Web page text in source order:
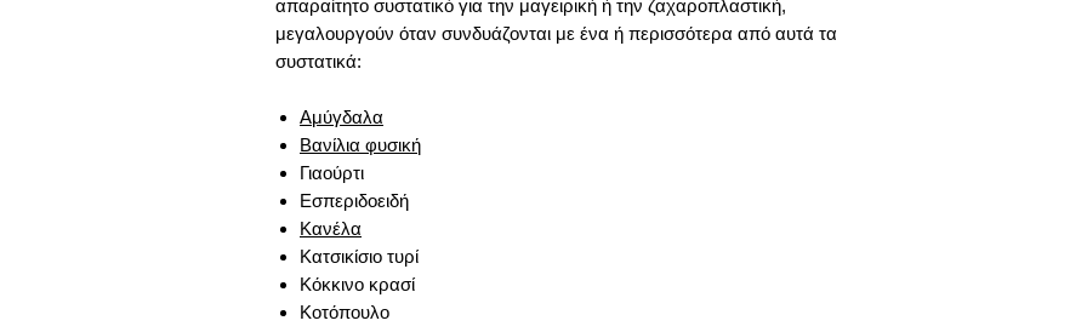
απαραίτητο συστατικό για την μαγειρική ή την ζαχαροπλαστική,
μεγαλουργούν όταν συνδυάζονται με ένα ή περισσότερα από αυτά τα
συστατικά:
Αμύγδαλα
Βανίλια φυσική
Γιαούρτι
Εσπεριδοειδή
Κανέλα
Κατσικίσιο τυρί
Κόκκινο κρασί
Κοτόπουλο